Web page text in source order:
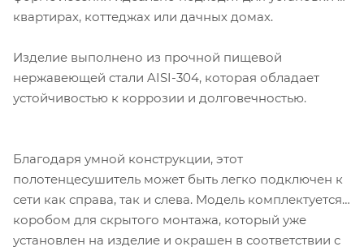
квартирах, коттеджах или дачных домах.
Изделие выполнено из прочной пищевой
нержавеющей стали AISI-304, которая обладает
устойчивостью к коррозии и долговечностью.
Благодаря умной конструкции, этот
полотенцесушитель может быть легко подключен к
сети как справа, так и слева. Модель комплектуется
коробом для скрытого монтажа, который уже
установлен на изделие и окрашен в соответствии с